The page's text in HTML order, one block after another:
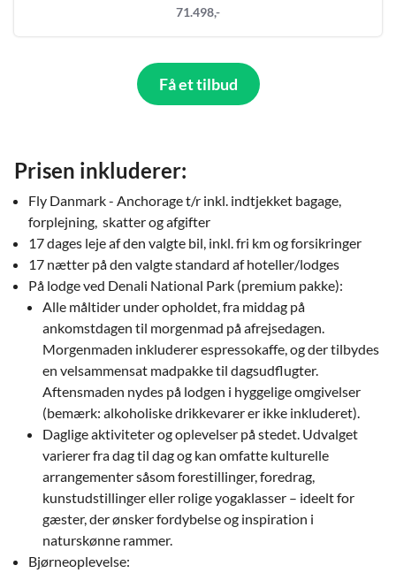
71.498,-
Få et tilbud
Prisen inkluderer:
Fly Danmark - Anchorage t/r inkl. indtjekket bagage,
forplejning, skatter og afgifter
17 dages leje af den valgte bil, inkl. fri km og forsikringer
17 nætter på den valgte standard af hoteller/lodges
På lodge ved Denali National Park (premium pakke):
Alle måltider under opholdet, fra middag på
ankomstdagen til morgenmad på afrejsedagen.
Morgenmaden inkluderer espressokaffe, og der tilbydes
en velsammensat madpakke til dagsudflugter.
Aftensmaden nydes på lodgen i hyggelige omgivelser
(bemærk: alkoholiske drikkevarer er ikke inkluderet).
Daglige aktiviteter og oplevelser på stedet. Udvalget
varierer fra dag til dag og kan omfatte kulturelle
arrangementer såsom forestillinger, foredrag,
kunstudstillinger eller rolige yogaklasser – ideelt for
gæster, der ønsker fordybelse og inspiration i
naturskønne rammer.
Bjørneoplevelse: